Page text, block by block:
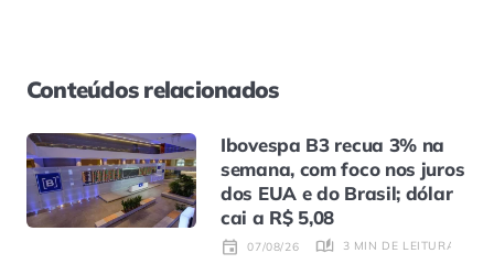
Conteúdos relacionados
Ibovespa B3 recua 3% na
semana, com foco nos juros
dos EUA e do Brasil; dólar
cai a R$ 5,08
07/08/26 3 MIN DE LEITURA